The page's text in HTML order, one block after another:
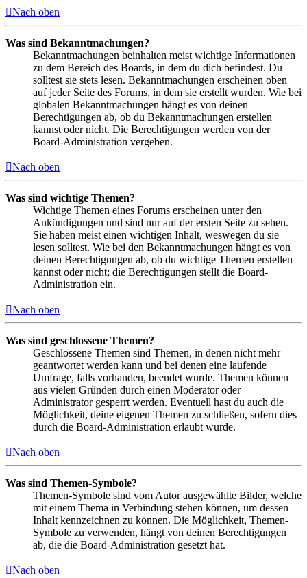
Nach oben
Was sind Bekanntmachungen?
Bekanntmachungen beinhalten meist wichtige Informationen
zu dem Bereich des Boards, in dem du dich befindest. Du
solltest sie stets lesen. Bekanntmachungen erscheinen oben
auf jeder Seite des Forums, in dem sie erstellt wurden. Wie bei
globalen Bekanntmachungen hängt es von deinen
Berechtigungen ab, ob du Bekanntmachungen erstellen
kannst oder nicht. Die Berechtigungen werden von der
Board-Administration vergeben.
Nach oben
Was sind wichtige Themen?
Wichtige Themen eines Forums erscheinen unter den
Ankündigungen und sind nur auf der ersten Seite zu sehen.
Sie haben meist einen wichtigen Inhalt, weswegen du sie
lesen solltest. Wie bei den Bekanntmachungen hängt es von
deinen Berechtigungen ab, ob du wichtige Themen erstellen
kannst oder nicht; die Berechtigungen stellt die Board-
Administration ein.
Nach oben
Was sind geschlossene Themen?
Geschlossene Themen sind Themen, in denen nicht mehr
geantwortet werden kann und bei denen eine laufende
Umfrage, falls vorhanden, beendet wurde. Themen können
aus vielen Gründen durch einen Moderator oder
Administrator gesperrt werden. Eventuell hast du auch die
Möglichkeit, deine eigenen Themen zu schließen, sofern dies
durch die Board-Administration erlaubt wurde.
Nach oben
Was sind Themen-Symbole?
Themen-Symbole sind vom Autor ausgewählte Bilder, welche
mit einem Thema in Verbindung stehen können, um dessen
Inhalt kennzeichnen zu können. Die Möglichkeit, Themen-
Symbole zu verwenden, hängt von deinen Berechtigungen
ab, die die Board-Administration gesetzt hat.
Nach oben